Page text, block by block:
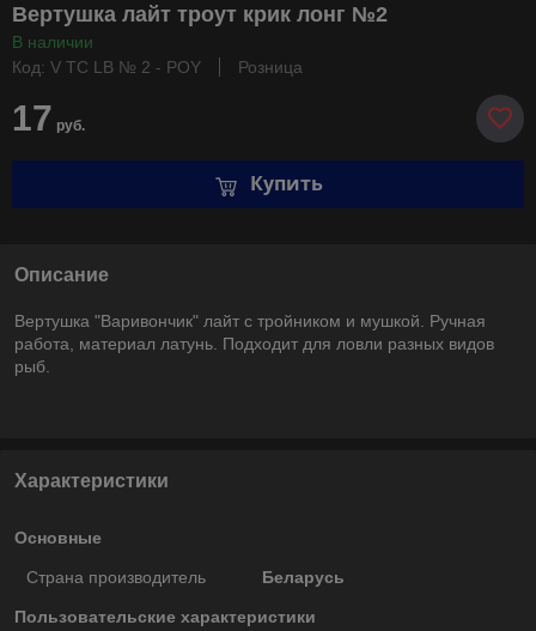
Вертушка лайт троут крик лонг №2
В наличии
Код: V TC LB № 2 - POY
Розница
17 руб.
Купить
Описание
Вертушка "Варивончик" лайт с тройником и мушкой. Ручная
работа, материал латунь. Подходит для ловли разных видов
рыб.
Характеристики
Основные
Страна производитель Беларусь
Пользовательские характеристики